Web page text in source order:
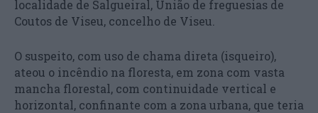
localidade de Salgueiral, União de freguesias de
Coutos de Viseu, concelho de Viseu.
O suspeito, com uso de chama direta (isqueiro),
ateou o incêndio na floresta, em zona com vasta
mancha florestal, com continuidade vertical e
horizontal, confinante com a zona urbana, que teria